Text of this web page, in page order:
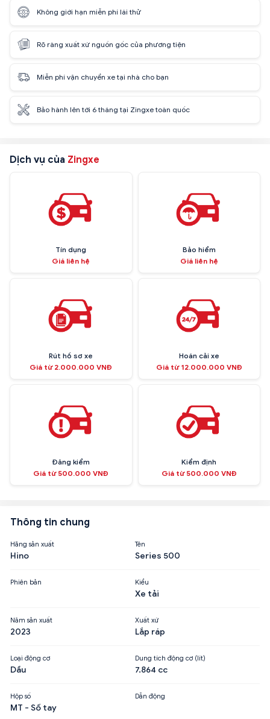
Không giới hạn miễn phí lái thử
Rõ ràng xuất xứ nguồn gốc của phương tiện
Miễn phí vận chuyển xe tại nhà cho bạn
Bảo hành lên tới 6 tháng tại Zingxe toàn quốc
Dịch vụ của Zingxe
Tín dụng
Giá liên hệ
Bảo hiểm
Giá liên hệ
Rút hồ sơ xe
Giá từ 2.000.000 VNĐ
Hoán cải xe
Giá từ 12.000.000 VNĐ
Đăng kiểm
Giá từ 500.000 VNĐ
Kiểm định
Giá từ 500.000 VNĐ
Thông tin chung
Hãng sản xuất
Hino
Tên
Series 500
Phiên bản Kiểu
Xe tải
Năm sản xuất
2023
Xuất xứ
Lắp ráp
Loại động cơ
Dầu
Dung tích động cơ (lít)
7.864 cc
Hộp số
MT - Số tay
Dẫn động